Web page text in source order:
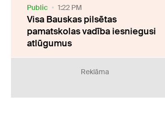
Public 1:22 PM
Visa Bauskas pilsētas
pamatskolas vadība iesniegusi
atlūgumus
Reklāma